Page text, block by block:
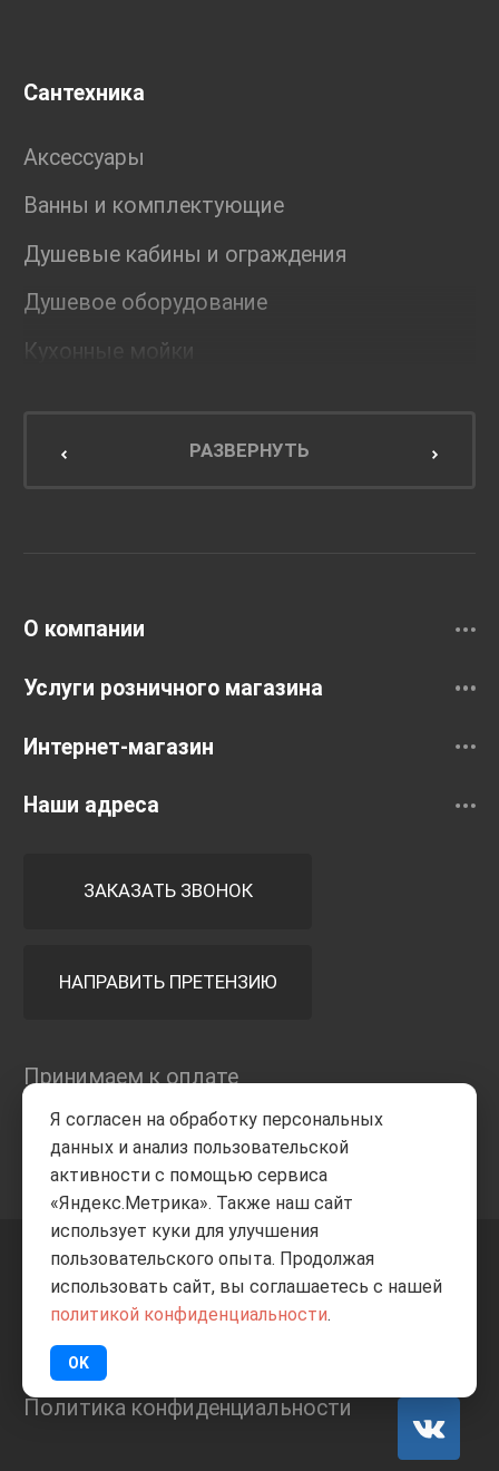
Сантехника
Аксессуары
Ванны и комплектующие
Душевые кабины и ограждения
Душевое оборудование
Кухонные мойки
Мебель для кухниРАЗВЕРНУТЬ
О компании
Услуги розничного магазина
Интернет-магазин
Наши адреса
ЗАКАЗАТЬ ЗВОНОК
НАПРАВИТЬ ПРЕТЕНЗИЮ
Принимаем к оплате
+7 8332205-805 ВВЕРХ
ИП Баранов А.С. 2026
Политика конфиденциальности
Я согласен на обработку персональных
данных и анализ пользовательской
активности с помощью сервиса
«Яндекс.Метрика». Также наш сайт
использует куки для улучшения
пользовательского опыта. Продолжая
использовать сайт, вы соглашаетесь с нашей
политикой конфиденциальности.
OK